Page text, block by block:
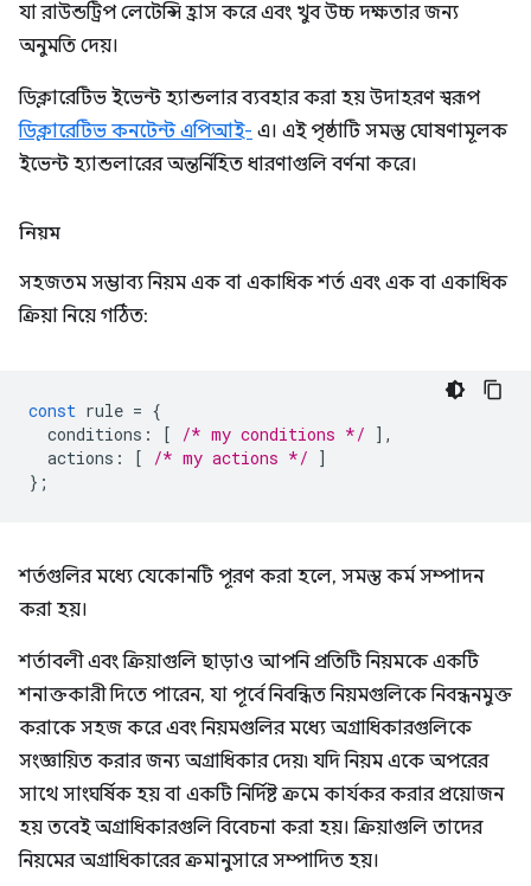
যা রাউন্ডট্রিপ লেটেন্সি হ্রাস করে এবং খুব উচ্চ দক্ষতার জন্য
অনুমতি দেয়।
ডিক্লারেটিভ ইভেন্ট হ্যান্ডলার ব্যবহার করা হয় উদাহরণ স্বরূপ
ডিক্লারেটিভ কনটেন্ট এপিআই- এ। এই পৃষ্ঠাটি সমস্ত ঘোষণামূলক
ইভেন্ট হ্যান্ডলারের অন্তর্নিহিত ধারণাগুলি বর্ণনা করে।
নিয়ম
সহজতম সম্ভাব্য নিয়ম এক বা একাধিক শর্ত এবং এক বা একাধিক
ক্রিয়া নিয়ে গঠিত:
const rule = {
conditions : [ /* my conditions */ ],
actions : [ /* my actions */ ]
};
শর্তগুলির মধ্যে যেকোনটি পূরণ করা হলে, সমস্ত কর্ম সম্পাদন
করা হয়।
শর্তাবলী এবং ক্রিয়াগুলি ছাড়াও আপনি প্রতিটি নিয়মকে একটি
শনাক্তকারী দিতে পারেন, যা পূর্বে নিবন্ধিত নিয়মগুলিকে নিবন্ধনমুক্ত
করাকে সহজ করে এবং নিয়মগুলির মধ্যে অগ্রাধিকারগুলিকে
সংজ্ঞায়িত করার জন্য অগ্রাধিকার দেয়৷ যদি নিয়ম একে অপরের
সাথে সাংঘর্ষিক হয় বা একটি নির্দিষ্ট ক্রমে কার্যকর করার প্রয়োজন
হয় তবেই অগ্রাধিকারগুলি বিবেচনা করা হয়। ক্রিয়াগুলি তাদের
নিয়মের অগ্রাধিকারের ক্রমানুসারে সম্পাদিত হয়।